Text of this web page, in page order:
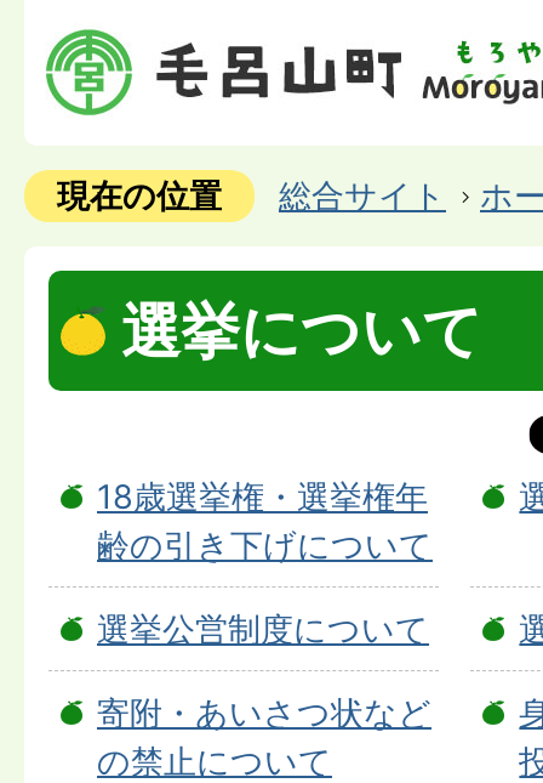
現在の位置 総合サイト ホ
選挙について
18歳選挙権・選挙権年
齢の引き下げについて
選挙公営制度について
寄附・あいさつ状など
の禁止について